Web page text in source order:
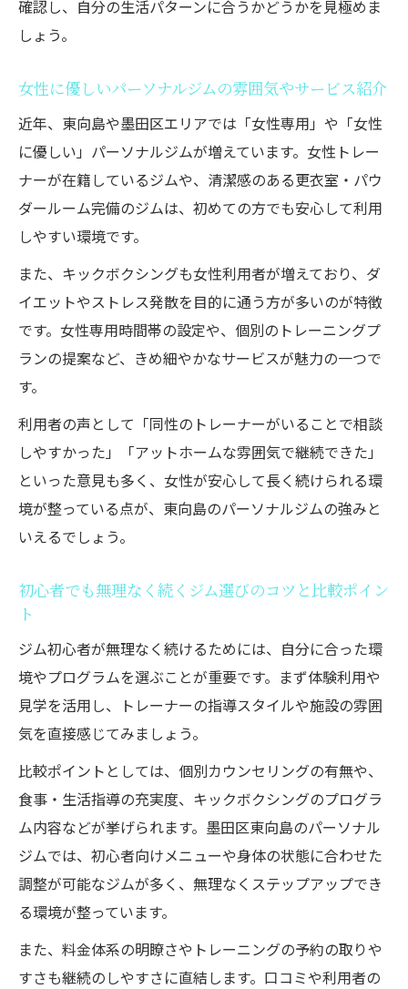
確認し、自分の生活パターンに合うかどうかを見極めま
しょう。
女性に優しいパーソナルジムの雰囲気やサービス紹介
近年、東向島や墨田区エリアでは「女性専用」や「女性
に優しい」パーソナルジムが増えています。女性トレー
ナーが在籍しているジムや、清潔感のある更衣室・パウ
ダールーム完備のジムは、初めての方でも安心して利用
しやすい環境です。
また、キックボクシングも女性利用者が増えており、ダ
イエットやストレス発散を目的に通う方が多いのが特徴
です。女性専用時間帯の設定や、個別のトレーニングプ
ランの提案など、きめ細やかなサービスが魅力の一つで
す。
利用者の声として「同性のトレーナーがいることで相談
しやすかった」「アットホームな雰囲気で継続できた」
といった意見も多く、女性が安心して長く続けられる環
境が整っている点が、東向島のパーソナルジムの強みと
いえるでしょう。
初心者でも無理なく続くジム選びのコツと比較ポイン
ト
ジム初心者が無理なく続けるためには、自分に合った環
境やプログラムを選ぶことが重要です。まず体験利用や
見学を活用し、トレーナーの指導スタイルや施設の雰囲
気を直接感じてみましょう。
比較ポイントとしては、個別カウンセリングの有無や、
食事・生活指導の充実度、キックボクシングのプログラ
ム内容などが挙げられます。墨田区東向島のパーソナル
ジムでは、初心者向けメニューや身体の状態に合わせた
調整が可能なジムが多く、無理なくステップアップでき
る環境が整っています。
また、料金体系の明瞭さやトレーニングの予約の取りや
すさも継続のしやすさに直結します。口コミや利用者の